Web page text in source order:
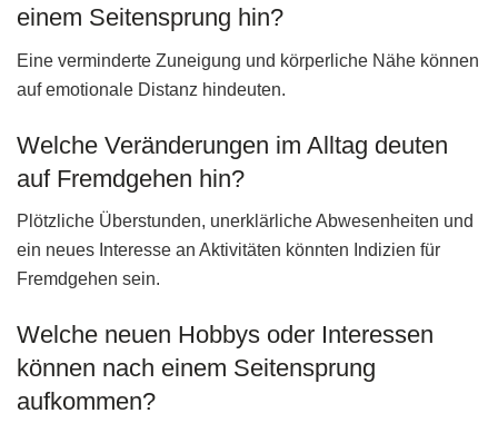
einem Seitensprung hin?
Eine verminderte Zuneigung und körperliche Nähe können
auf emotionale Distanz hindeuten.
Welche Veränderungen im Alltag deuten
auf Fremdgehen hin?
Plötzliche Überstunden, unerklärliche Abwesenheiten und
ein neues Interesse an Aktivitäten könnten Indizien für
Fremdgehen sein.
Welche neuen Hobbys oder Interessen
können nach einem Seitensprung
aufkommen?